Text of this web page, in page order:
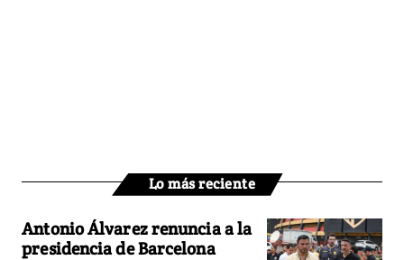
Lo más reciente
Antonio Álvarez renuncia a la
presidencia de Barcelona